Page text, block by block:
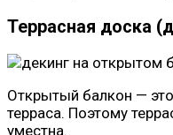
Террасная доска
Открытый балкон —
терраса. Поэтому
уместна.